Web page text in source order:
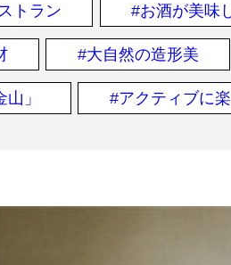
トラン お酒が美味
大自然の造形美
」 アクティブに